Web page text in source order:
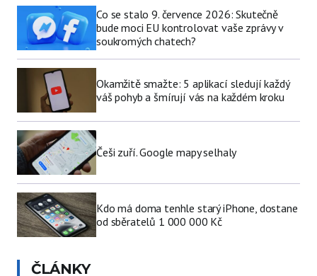
Co se stalo 9. července 2026: Skutečně
bude moci EU kontrolovat vaše zprávy v
soukromých chatech?
Okamžitě smažte: 5 aplikací sledují každý
váš pohyb a šmírují vás na každém kroku
Češi zuří. Google mapy selhaly
Kdo má doma tenhle starý iPhone, dostane
od sběratelů 1 000 000 Kč
ČLÁNKY